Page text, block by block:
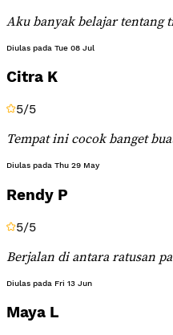
Aku banyak belajar tentang
Diulas pada Tue 08 Jul
Citra K
5/5
Tempat ini cocok banget
Diulas pada Thu 29 May
Rendy P
5/5
Berjalan di antara ratusan
Diulas pada Fri 13 Jun
Maya L